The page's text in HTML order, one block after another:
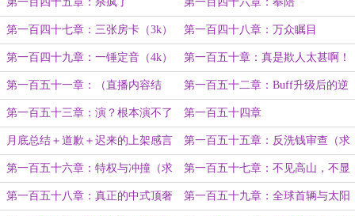
第一百四十七章：三张房卡（3k） 第一百四十八章：万众瞩目
第一百四十九章：一锤定音（4k） 第一百五十章：真是欺人太甚啊！
（4k）
第一百五十一章：（直播内容结
束）
第一百五十二章：Buff升级后的逆
天效果（4k）
第一百五十三章：演？根本演不了
一点！（4k）
第一百五十四章
月底总结＋道歉＋迟来的上架感言 第一百五十五章：反洗钱审查（求
月票！）
第一百五十六章：特权与冲撞（求
月票）
第一百五十七章：不见高山，不显
平地（4k）
第一百五十八章：真正的中式顶奢 第一百五十九章：全球首辆与太阳